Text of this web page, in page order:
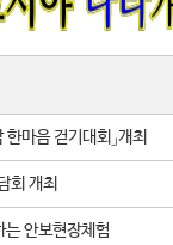
마음 걷기대회」개최
회 개최
안보현장체험